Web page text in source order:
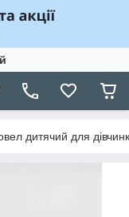
дитячий для